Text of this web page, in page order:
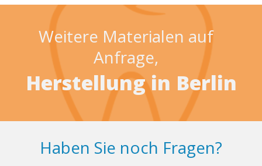
Weitere Materialen auf
Anfrage,
Herstellung in Berlin
Haben Sie noch Fragen?